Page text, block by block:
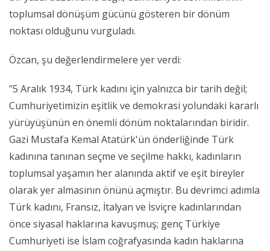
toplumsal dönüşüm gücünü gösteren bir dönüm
noktası olduğunu vurguladı.
Özcan, şu değerlendirmelere yer verdi:
"5 Aralık 1934, Türk kadını için yalnızca bir tarih değil;
Cumhuriyetimizin eşitlik ve demokrasi yolundaki kararlı
yürüyüşünün en önemli dönüm noktalarından biridir.
Gazi Mustafa Kemal Atatürk'ün önderliğinde Türk
kadınına tanınan seçme ve seçilme hakkı, kadınların
toplumsal yaşamın her alanında aktif ve eşit bireyler
olarak yer almasının önünü açmıştır. Bu devrimci adımla
Türk kadını, Fransız, İtalyan ve İsviçre kadınlarından
önce siyasal haklarına kavuşmuş; genç Türkiye
Cumhuriyeti ise İslam coğrafyasında kadın haklarına